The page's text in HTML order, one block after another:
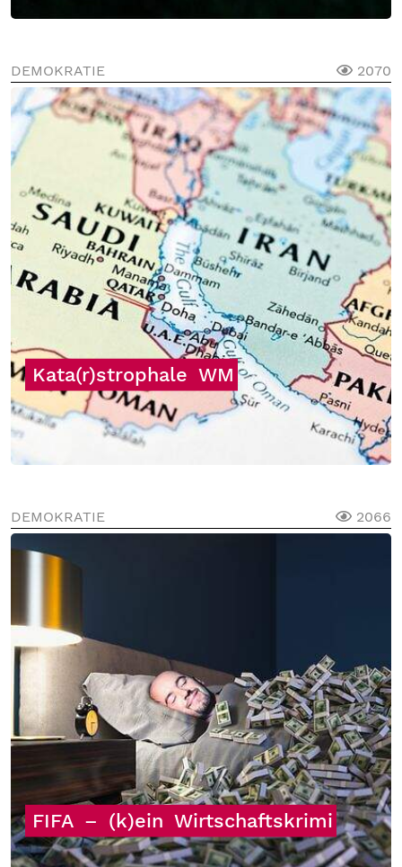
DEMOKRATIE 2070
Kata(r)strophale WM
DEMOKRATIE 2066
FIFA – (k)ein Wirtschaftskrimi